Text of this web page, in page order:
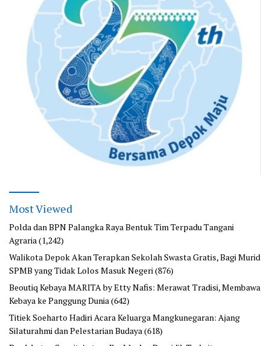
Most Viewed
Polda dan BPN Palangka Raya Bentuk Tim Terpadu Tangani
Agraria(1,242)
Walikota Depok Akan Terapkan Sekolah Swasta Gratis, Bagi Murid
SPMB yang Tidak Lolos Masuk Negeri(876)
Beoutiq Kebaya MARITA by Etty Nafis: Merawat Tradisi, Membawa
Kebaya ke Panggung Dunia(642)
Titiek Soeharto Hadiri Acara Keluarga Mangkunegaran: Ajang
Silaturahmi dan Pelestarian Budaya(618)